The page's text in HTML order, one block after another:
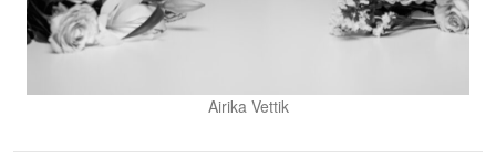
Airika Vettik